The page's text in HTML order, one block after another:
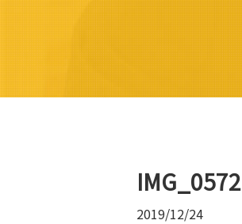
IMG_0572
2019/12/24